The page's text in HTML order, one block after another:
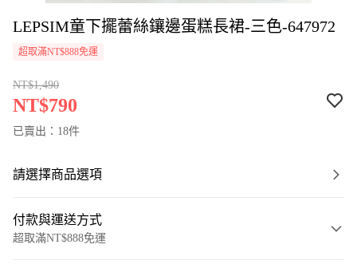
LEPSIM童下擺蕾絲鑲邊蛋糕長裙-三色-647972
超取滿NT$888免運
NT$1,490
NT$790
已賣出：18件
請選擇商品選項
付款與運送方式
超取滿NT$888免運